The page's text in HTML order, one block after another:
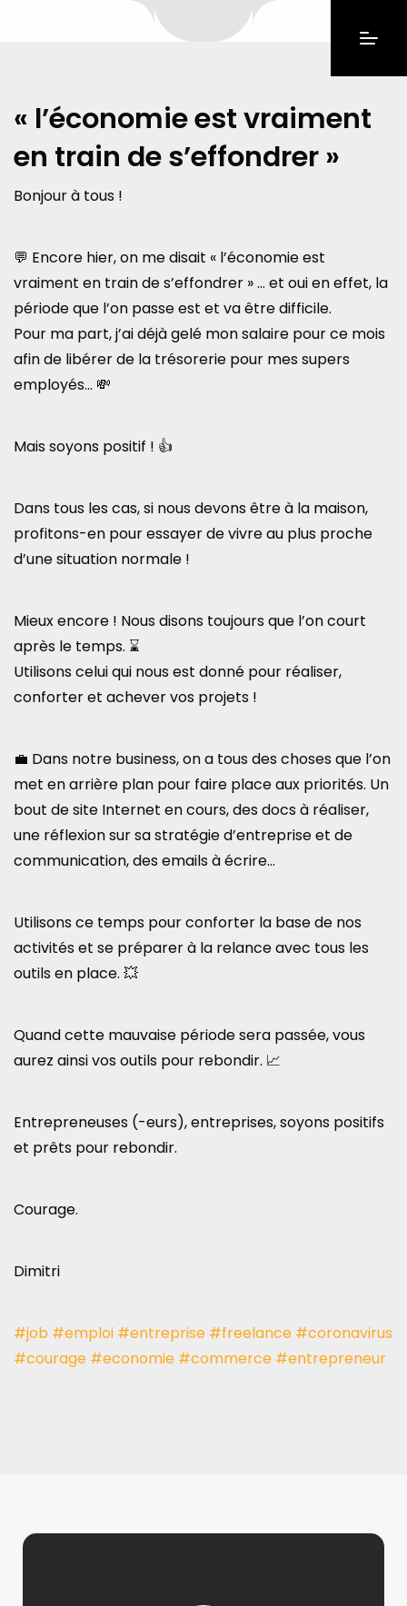
« l’économie est vraiment
en train de s’effondrer »
Bonjour à tous !
💬 Encore hier, on me disait « l’économie est
vraiment en train de s’effondrer » … et oui en effet, la
période que l’on passe est et va être difficile.
Pour ma part, j’ai déjà gelé mon salaire pour ce mois
afin de libérer de la trésorerie pour mes supers
employés… 💸
Mais soyons positif ! 👍
Dans tous les cas, si nous devons être à la maison,
profitons-en pour essayer de vivre au plus proche
d’une situation normale !
Mieux encore ! Nous disons toujours que l’on court
après le temps. ⌛
Utilisons celui qui nous est donné pour réaliser,
conforter et achever vos projets !
💼 Dans notre business, on a tous des choses que l’on
met en arrière plan pour faire place aux priorités. Un
bout de site Internet en cours, des docs à réaliser,
une réflexion sur sa stratégie d’entreprise et de
communication, des emails à écrire…
Utilisons ce temps pour conforter la base de nos
activités et se préparer à la relance avec tous les
outils en place. 💥
Quand cette mauvaise période sera passée, vous
aurez ainsi vos outils pour rebondir. 📈
Entrepreneuses (-eurs), entreprises, soyons positifs
et prêts pour rebondir.
Courage.
Dimitri
#job #emploi #entreprise #freelance #coronavirus
#courage #economie #commerce #entrepreneur